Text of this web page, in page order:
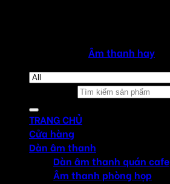
Âm thanh hay
TRANG CHỦ
Cửa hàng
Dàn âm thanh
Dàn âm thanh quán cafe
Âm thanh phòng họp